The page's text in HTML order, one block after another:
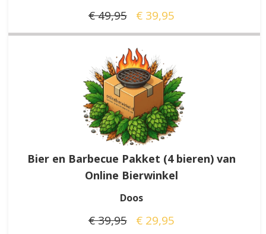
€ 49,95 € 39,95
Bier en Barbecue Pakket (4 bieren) van
Online Bierwinkel
Doos
€ 39,95 € 29,95